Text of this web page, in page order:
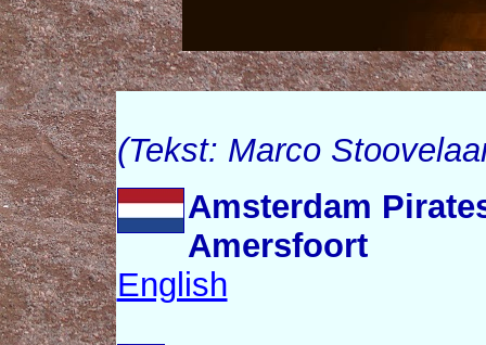
(Tekst: Marco
Amsterdam
Amersfoort
English